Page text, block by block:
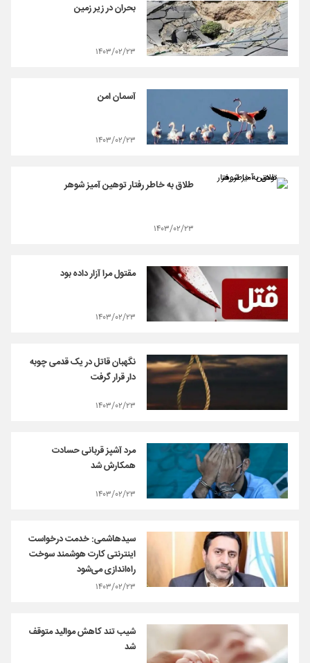
بحران در زیر زمین
۱۴۰۳/۰۲/۲۳
آسمان امن
۱۴۰۳/۰۲/۲۳
طلاق به خاطر رفتار توهین آمیز شوهر
۱۴۰۳/۰۲/۲۳
مقتول مرا آزار داده بود
۱۴۰۳/۰۲/۲۳
نگهبان قاتل در یک قدمی چوبه
دار قرار گرفت
۱۴۰۳/۰۲/۲۳
مرد آشپز قربانی حسادت
همکارش شد
۱۴۰۳/۰۲/۲۳
سیدهاشمی: خدمت درخواست
اینترنتی کارت هوشمند سوخت
راه‌اندازی می‌شود
۱۴۰۳/۰۲/۲۳
شیب تند کاهش موالید متوقف
شد